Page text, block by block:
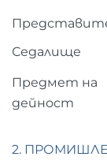
Седалище
Предмет на
дейност
2.